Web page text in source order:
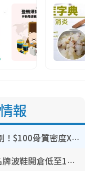
報
港大推賽馬會強化骨骼計劃！$100骨質密度X光檢查 完成免費運動訓練送超市禮券！附參加資格
開倉優惠 | 尖沙咀海港城名牌波鞋開倉低至1折！On鞋$899起／Joy&Peace鞋履$98起